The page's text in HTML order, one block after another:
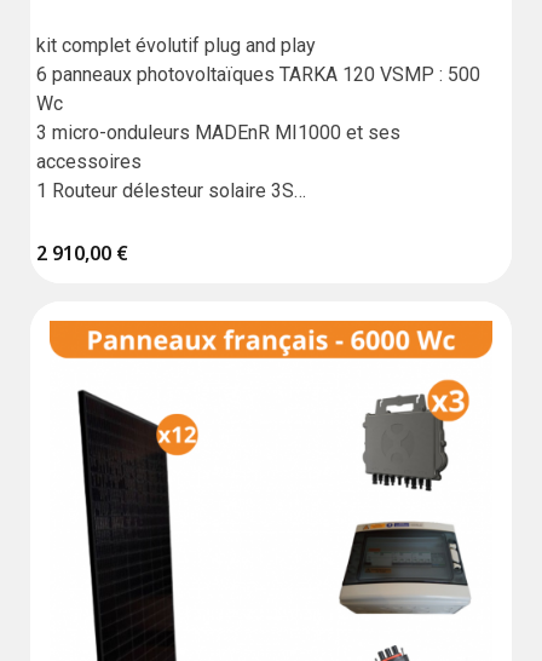
kit complet évolutif plug and play
6 panneaux photovoltaïques TARKA 120 VSMP : 500
Wc
3 micro-onduleurs MADEnR MI1000 et ses
accessoires
1 Routeur délesteur solaire 3S
2 910,00 €